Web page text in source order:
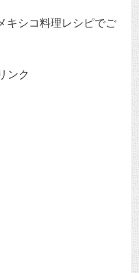
キシコ料理レシピでご
ンク